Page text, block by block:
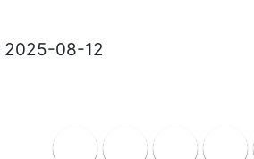
2025-08-12